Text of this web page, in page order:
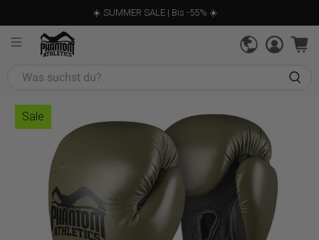
☀️ SUMMER SALE | Bis -55% ☀️
Was
Sale